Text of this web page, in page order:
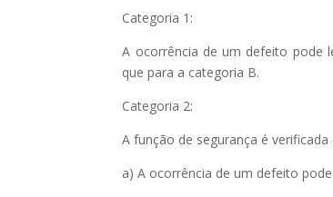
Categoria 1:
A ocorrência de um defeito pode
que para a categoria B.
Categoria 2:
A função de segurança é
a) A ocorrência de um defeito